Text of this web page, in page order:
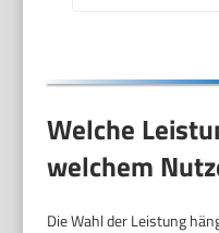
Welche
welchem
Die Wahl der Leistung